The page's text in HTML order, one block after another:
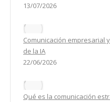
13/07/2026
Comunicación empresarial
de la IA
22/06/2026
Qué es la comunicación